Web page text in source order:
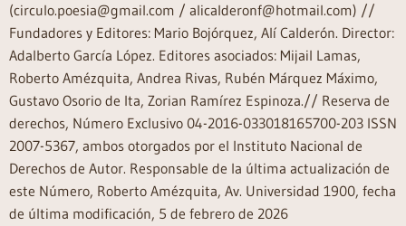
(circulo.poesia@gmail.com / alicalderonf@hotmail.com) //
Fundadores y Editores: Mario Bojórquez, Alí Calderón. Director:
Adalberto García López. Editores asociados: Mijail Lamas,
Roberto Amézquita, Andrea Rivas, Rubén Márquez Máximo,
Gustavo Osorio de Ita, Zorian Ramírez Espinoza.// Reserva de
derechos, Número Exclusivo 04-2016-033018165700-203 ISSN
2007-5367, ambos otorgados por el Instituto Nacional de
Derechos de Autor. Responsable de la última actualización de
este Número, Roberto Amézquita, Av. Universidad 1900, fecha
de última modificación, 5 de febrero de 2026